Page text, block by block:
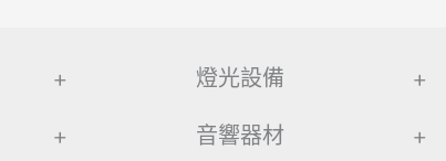
+
+
燈光設備 +
音響器材 +